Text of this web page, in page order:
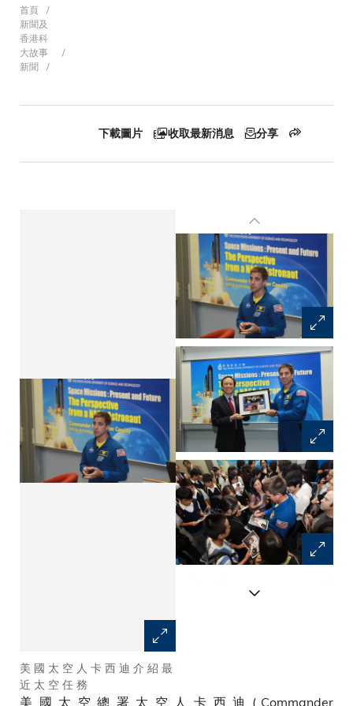
導
航
連
首頁
新聞及
香港科
大故事
新聞
下載圖片 收取最新消息 分享
美 國 太 空 人 卡 西 迪 介 紹 最
近 太 空 任 務
長 鄭 紹 遠 教 授
美 國 太 空 總 署 太 空 人 卡 西 迪 ( Commander